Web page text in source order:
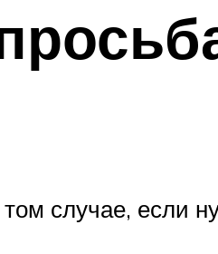
случае, если